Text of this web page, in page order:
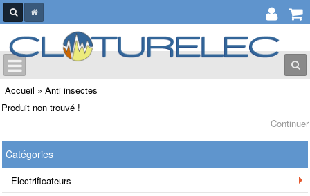
Accueil » Anti insectes
Produit non trouvé !
Continuer
Catégories
Electrificateurs